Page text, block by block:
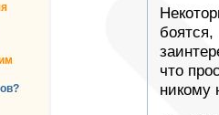
боятся,
что
никому